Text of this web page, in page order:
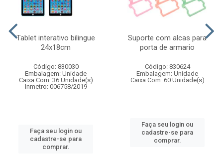
Tablet interativo bilingue
24x18cm
Código: 830030
Embalagem: Unidade
Caixa Com: 36 Unidade(s)
Inmetro: 006758/2019
Faça seu login ou
cadastre-se para
comprar.
Suporte com alcas para
porta de armario
Código: 830624
Embalagem: Unidade
Caixa Com: 60 Unidade(s)
Faça seu login ou
cadastre-se para
comprar.